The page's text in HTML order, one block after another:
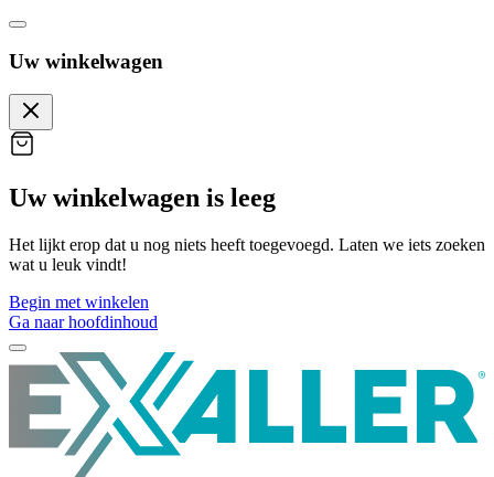
Uw winkelwagen
Uw winkelwagen is leeg
Het lijkt erop dat u nog niets heeft toegevoegd. Laten we iets zoeken
wat u leuk vindt!
Begin met winkelen
Ga naar hoofdinhoud